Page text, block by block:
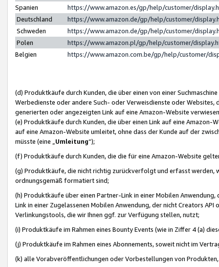
Spanien
https://www.amazon.es/gp/help/customer/
Deutschland
https://www.amazon.de/gp/help/customer/
Schweden
https://www.amazon.de/gp/help/customer/
Polen
https://www.amazon.pl/gp/help/customer/
Belgien
https://www.amazon.com.be/gp/help/customer/
(d) Produktkäufe durch Kunden, die über einen von einer
Werbedienste oder andere Such- oder Verweisdienste oder Websites,
generierten oder angezeigten Link auf eine Amazon-Website
(e) Produktkäufe durch Kunden, die über einen Link auf eine
auf eine Amazon-Website umleitet, ohne dass der Kunde auf der
müsste (eine „ Umleitung“);
(f) Produktkäufe durch Kunden, die die für eine Amazon-Website
(g) Produktkäufe, die nicht richtig zurückverfolgt und erfasst werden,
ordnungsgemäß formatiert sind;
(h) Produktkäufe über einen Partner-Link in einer Mobilen
Link in einer Zugelassenen Mobilen Anwendung, der nicht Creators
Verlinkungstools, die wir Ihnen ggf. zur Verfügung stellen, nutzt;
(i) Produktkäufe im Rahmen eines Bounty Events (wie in Ziffer 4 (a)
(j) Produktkäufe im Rahmen eines Abonnements, soweit nicht im
(k) alle Vorabveröffentlichungen oder Vorbestellungen von